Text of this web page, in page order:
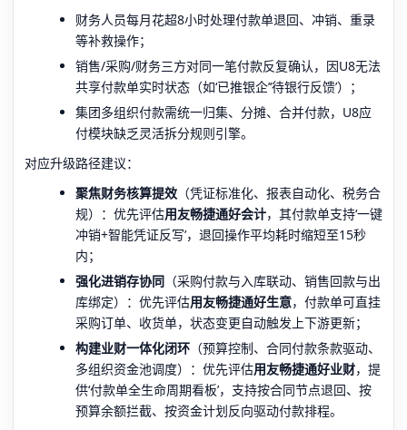
财务人员每月花超8小时处理付款单退回、冲销、重录
等补救操作；
销售/采购/财务三方对同一笔付款反复确认，因U8无法
共享付款单实时状态（如‘已推银企’‘待银行反馈’）；
集团多组织付款需统一归集、分摊、合并付款，U8应
付模块缺乏灵活拆分规则引擎。
对应升级路径建议：
聚焦财务核算提效 （凭证标准化、报表自动化、税务合
规）：优先评估用友畅捷通好会计，其付款单支持‘一键
冲销+智能凭证反写’，退回操作平均耗时缩短至15秒
内；
强化进销存协同 （采购付款与入库联动、销售回款与出
库绑定）：优先评估用友畅捷通好生意，付款单可直挂
采购订单、收货单，状态变更自动触发上下游更新；
构建业财一体化闭环 （预算控制、合同付款条款驱动、
多组织资金池调度）：优先评估用友畅捷通好业财，提
供‘付款单全生命周期看板’，支持按合同节点退回、按
预算余额拦截、按资金计划反向驱动付款排程。